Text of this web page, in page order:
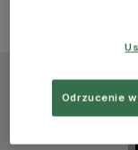
Odrzucenie